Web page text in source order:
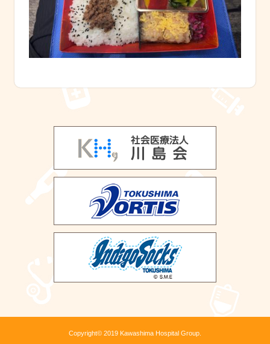
Copyright© 2019 Kawashima Hospital Group.